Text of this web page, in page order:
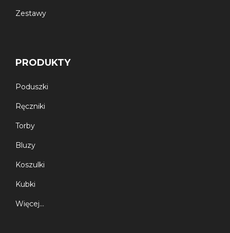
Zestawy
PRODUKTY
Poduszki
Ręczniki
Torby
Bluzy
Koszulki
Kubki
Więcej…